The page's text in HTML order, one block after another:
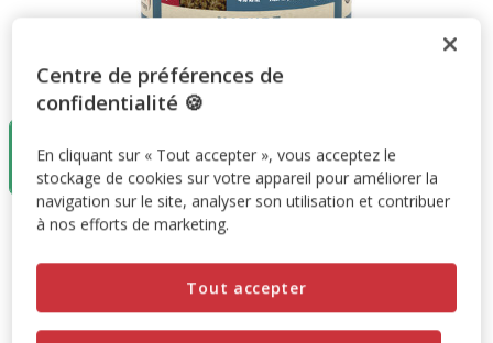
Taille:250ml
8.49€
(33.96€ / litre)
Promotion disponible
Prix 8.49€, 33.96 EUR par litre
8.49€ (33.96€ / litre)
Centre de préférences de
confidentialité 🍪
En cliquant sur « Tout accepter », vous acceptez le
stockage de cookies sur votre appareil pour améliorer la
navigation sur le site, analyser son utilisation et contribuer
à nos efforts de marketing.
Tout accepter